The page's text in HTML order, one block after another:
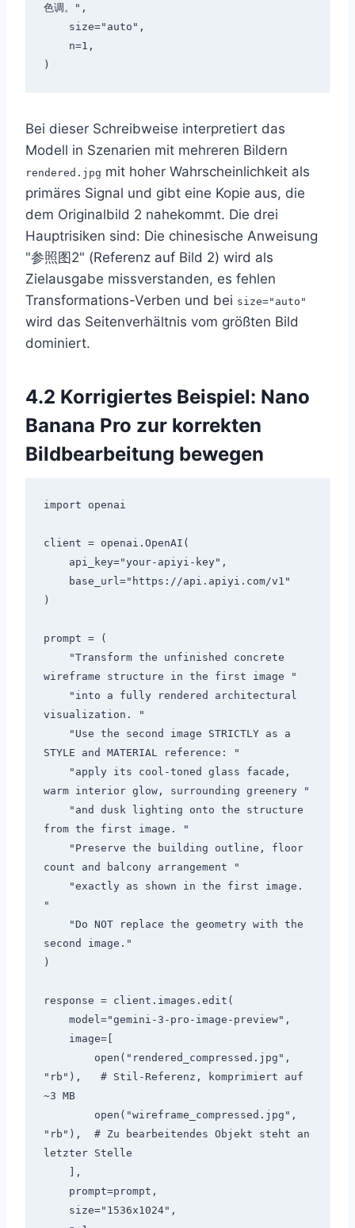
色调。",
Bei dieser Schreibweise interpretiert das
Modell in Szenarien mit mehreren Bildern
rendered.jpg mit hoher Wahrscheinlichkeit als
primäres Signal und gibt eine Kopie aus, die
dem Originalbild 2 nahekommt. Die drei
Hauptrisiken sind: Die chinesische Anweisung
"参照图2" (Referenz auf Bild 2) wird als
Zielausgabe missverstanden, es fehlen
Transformations-Verben und bei size="auto"
wird das Seitenverhältnis vom größten Bild
dominiert.
4.2 Korrigiertes Beispiel: Nano
Banana Pro zur korrekten
Bildbearbeitung bewegen
import openai
client = openai.OpenAI(
)
prompt = (
wireframe structure in the first image "
visualization. "
STYLE and MATERIAL reference: "
warm interior glow, surrounding greenery "
from the first image. "
count and balcony arrangement "
"
second image."
)
response = client.images.edit(
"rb"),   # Stil-Referenz, komprimiert auf
~3 MB
"rb"),  # Zu bearbeitendes Objekt steht an
letzter Stelle